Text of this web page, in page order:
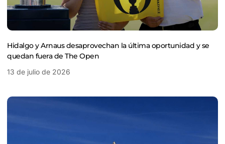
Hidalgo y Arnaus desaprovechan la última oportunidad y se
quedan fuera de The Open
13 de julio de 2026